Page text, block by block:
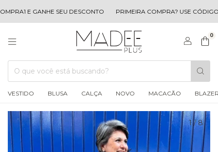
E GANHE SEU DESCONTO PRIMEIRA COMPRA? USE CÓDIGO
0
VESTIDO BLUSA CALÇA NOVO MACACÃO
1/8